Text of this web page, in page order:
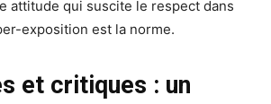
attitude qui suscite le respect dans
exposition est la norme.
et critiques : un